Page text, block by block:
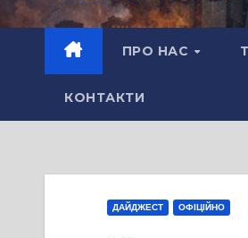
ПРО НАС
КОНТАКТИ
ДАЙДЖЕСТ ОФІЦІЙНО